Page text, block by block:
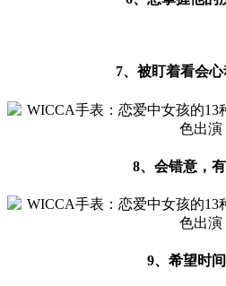
7、被盯着看会
8、会错意，
9、希望时